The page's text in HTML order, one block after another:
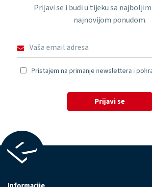
Prijavi se i budi u tijeku sa
najnovijom ponudom.
Pristajem na primanje newslettera i
Prijavi se